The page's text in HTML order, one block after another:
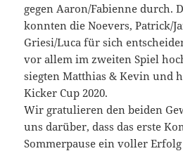
gegen Aaron/Fabienne durch.
konnten die Noevers, Patrick/
Griesi/Luca für sich
vor allem im zweiten Spiel
siegten Matthias & Kevin und
Kicker Cup 2020.
Wir gratulieren den beiden
uns darüber, dass das erste
Sommerpause ein voller